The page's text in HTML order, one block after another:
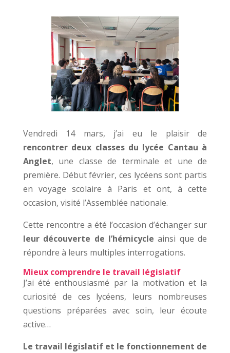
Vendredi 14 mars, j’ai eu le plaisir de
rencontrer deux classes du lycée Cantau à
Anglet, une classe de terminale et une de
première. Début février, ces lycéens sont partis
en voyage scolaire à Paris et ont, à cette
occasion, visité l’Assemblée nationale.
Cette rencontre a été l’occasion d’échanger sur
leur découverte de l’hémicycle ainsi que de
répondre à leurs multiples interrogations.
Mieux comprendre le travail législatif
J’ai été enthousiasmé par la motivation et la
curiosité de ces lycéens, leurs nombreuses
questions préparées avec soin, leur écoute
active…
Le travail législatif et le fonctionnement de